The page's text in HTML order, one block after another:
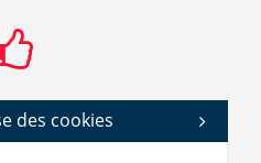
des cookies